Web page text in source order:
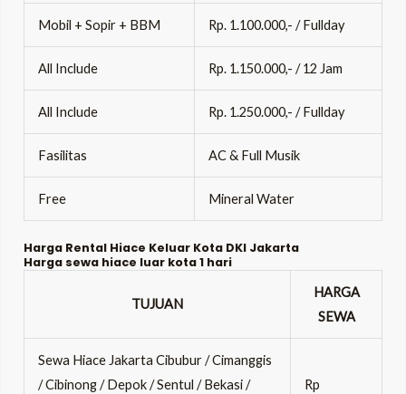
Mobil + Sopir + BBM Rp. 1.100.000,- / Fullday
All Include Rp. 1.150.000,- / 12 Jam
All Include Rp. 1.250.000,- / Fullday
Fasilitas AC & Full Musik
Free Mineral Water
Harga Rental Hiace Keluar Kota DKI Jakarta
Harga sewa hiace luar kota 1 hari
TUJUAN
HARGA
SEWA
Sewa Hiace Jakarta Cibubur / Cimanggis
/ Cibinong / Depok / Sentul / Bekasi /
Rp